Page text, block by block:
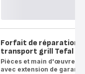
Forfait de réparation
transport grill Tefal
Pièces et main d'œuvre
avec extension de